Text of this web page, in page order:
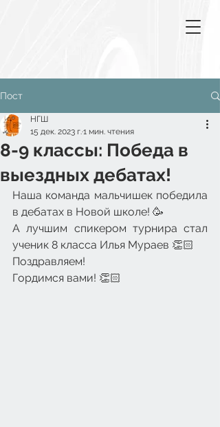
Пост
8-9 классы: Победа в
выездных дебатах!
НГШ
15 дек. 2023 г.1 мин. чтения
Наша команда мальчишек победила
в дебатах в Новой школе! 🥳
А лучшим спикером турнира стал
ученик 8 класса Илья Мураев 👏🏻
Поздравляем!
Гордимся вами! 👏🏻